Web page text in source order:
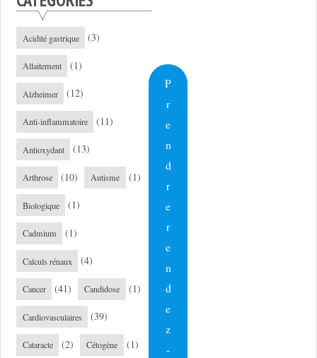
Acidité gastrique (3)
Allaitement (1)
Alzheimer (12)
Anti-inflammatoire (11)
Antioxydant (13)
Arthrose (10) Autisme (1)
Biologique (1)
Cadmium (1)
Calculs rénaux (4)
Cancer (41) Candidose (1)
Cardiovasculaires (39)
Cataracte (2) Cétogène (1)
P
r
e
n
d
r
e
r
e
n
d
e
z
-